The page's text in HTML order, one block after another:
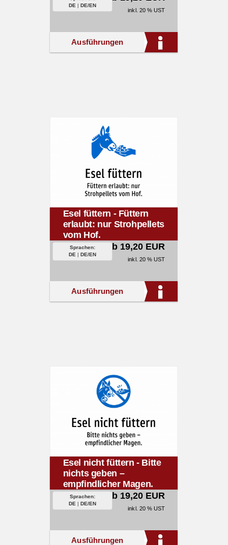
DE | DE/EN
inkl. 20 % UST
Ausführungen
Esel füttern - Füttern
erlaubt: nur Strohpellets
vom Hof.
Sprachen:
DE | DE/EN
ab 19,20 EUR
inkl. 20 % UST
Ausführungen
Esel nicht füttern - Bitte
nichts geben –
empfindlicher Magen.
Sprachen:
DE | DE/EN
ab 19,20 EUR
inkl. 20 % UST
Ausführungen